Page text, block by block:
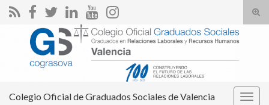
el
Search for:
Colegio Oficial de Graduados Sociales de Valencia